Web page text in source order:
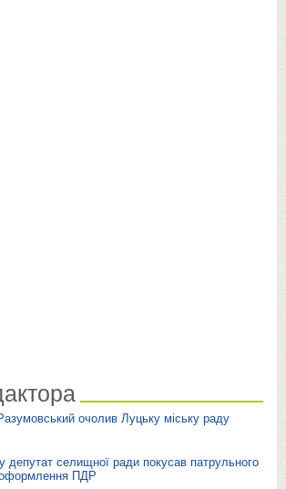
очолив Луцьку міську раду
депутат селищної ради покусав патрульного
оформлення ПДР